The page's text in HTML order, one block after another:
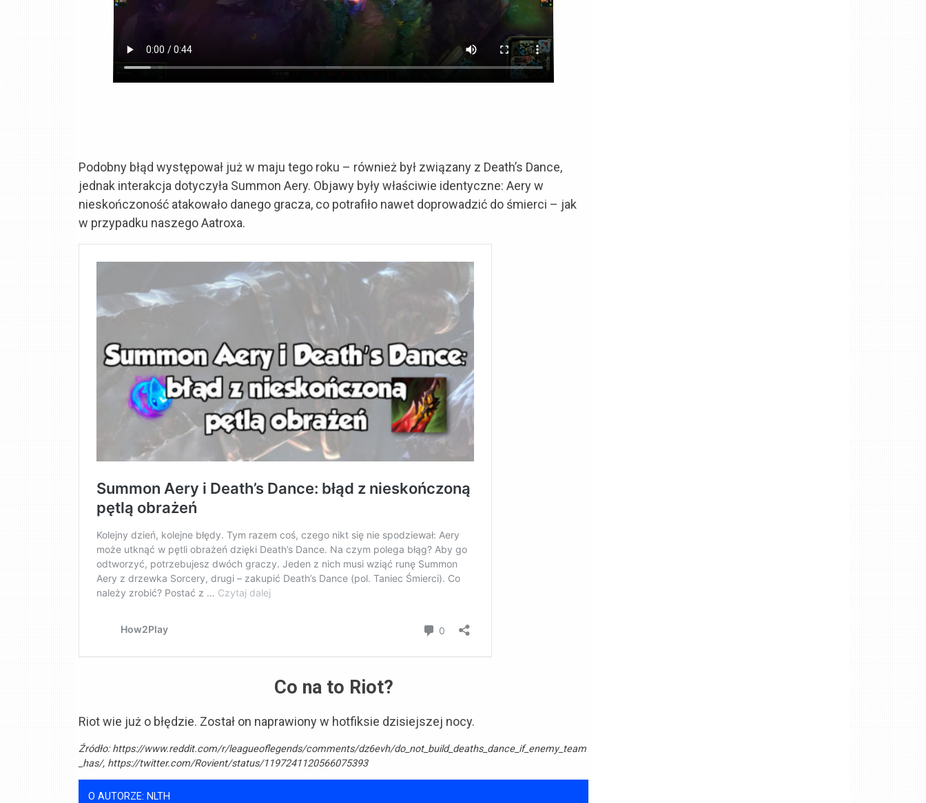
Podobny błąd występował już w maju tego roku – również był związany z Death’s Dance,
jednak interakcja dotyczyła Summon Aery. Objawy były właściwie identyczne: Aery w
nieskończoność atakowało danego gracza, co potrafiło nawet doprowadzić do śmierci – jak
w przypadku naszego Aatroxa.
Co na to Riot?
Riot wie już o błędzie. Został on naprawiony w hotfiksie dzisiejszej nocy.
Źródło:https://www.reddit.com/r/leagueoflegends/comments/dz6evh/do_not_build_deaths_dance_if_enemy_team
_has/, https://twitter.com/Rovient/status/1197241120566075393
O AUTORZE: NLTH